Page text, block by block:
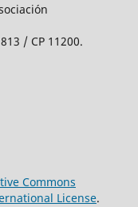
/ CP 11200.
Commons
License.